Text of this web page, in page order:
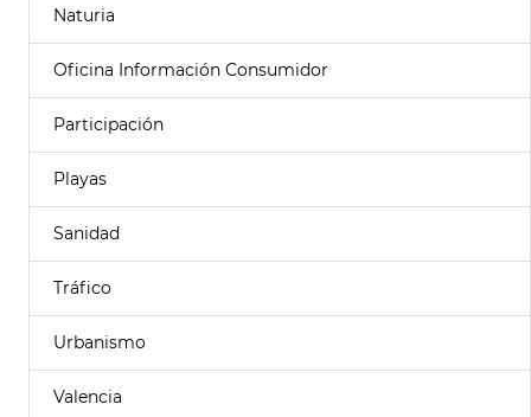
Naturia
Oficina Información Consumidor
Participación
Playas
Sanidad
Tráfico
Urbanismo
Valencia